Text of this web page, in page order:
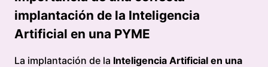
implantación de la Inteligencia
Artificial en una PYME
La implantación de la Inteligencia Artificial en una